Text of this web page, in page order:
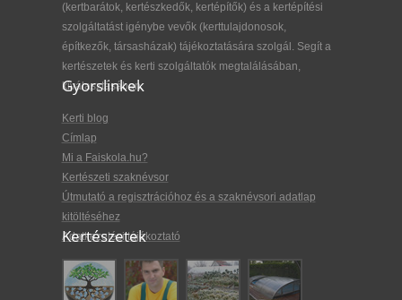
(kertbarátok, kertészkedők, kertépítők) és a kertépítési
szolgáltatást igénybe vevők (kerttulajdonosok,
építkezők, társasházak) tájékoztatására szolgál. Segít a
kertészetek és kerti szolgáltatók megtalálásában,
kiválasztásában.
Gyorslinkek
Kerti blog
Címlap
Mi a Faiskola.hu?
Kertészeti szaknévsor
Útmutató a regisztrációhoz és a szaknévsori adatlap
kitöltéséhez
Adatkezelési tájékoztató
Kertészetek